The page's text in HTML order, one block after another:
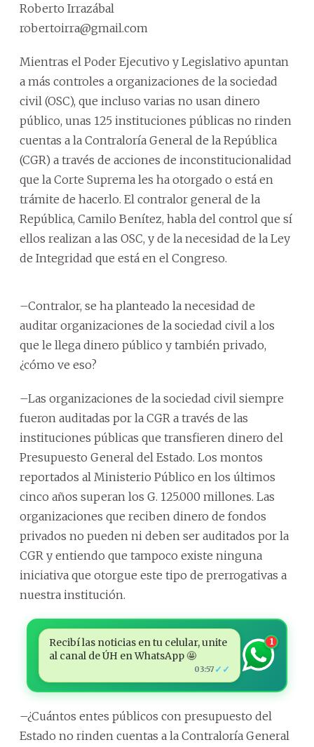
Roberto Irrazábal
robertoirra@gmail.com
Mientras el Poder Ejecutivo y Legislativo apuntan
a más controles a organizaciones de la sociedad
civil (OSC), que incluso varias no usan dinero
público, unas 125 instituciones públicas no rinden
cuentas a la Contraloría General de la República
(CGR) a través de acciones de inconstitucionalidad
que la Corte Suprema les ha otorgado o está en
trámite de hacerlo. El contralor general de la
República, Camilo Benítez, habla del control que sí
ellos realizan a las OSC, y de la necesidad de la Ley
de Integridad que está en el Congreso.
–Contralor, se ha planteado la necesidad de
auditar organizaciones de la sociedad civil a los
que le llega dinero público y también privado,
¿cómo ve eso?
–Las organizaciones de la sociedad civil siempre
fueron auditadas por la CGR a través de las
instituciones públicas que transfieren dinero del
Presupuesto General del Estado. Los montos
reportados al Ministerio Público en los últimos
cinco años superan los G. 125.000 millones. Las
organizaciones que reciben dinero de fondos
privados no pueden ni deben ser auditados por la
CGR y entiendo que tampoco existe ninguna
iniciativa que otorgue este tipo de prerrogativas a
nuestra institución.
Recibí las noticias en tu celular, unite
al canal de ÚH en WhatsApp 🤩
03:57 ✓✓
1
–¿Cuántos entes públicos con presupuesto del
Estado no rinden cuentas a la Contraloría General